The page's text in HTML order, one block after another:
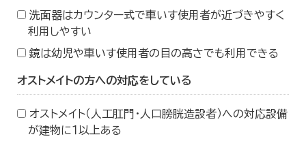
洗面器はカウンター式で車いす使用者が近づきやすく
利用しやすい
鏡は幼児や車いす使用者の目の高さでも利用できる
オストメイトの方への対応をしている
オストメイト（人工肛門・人口膀胱造設者）への対応設備
が建物に１以上ある